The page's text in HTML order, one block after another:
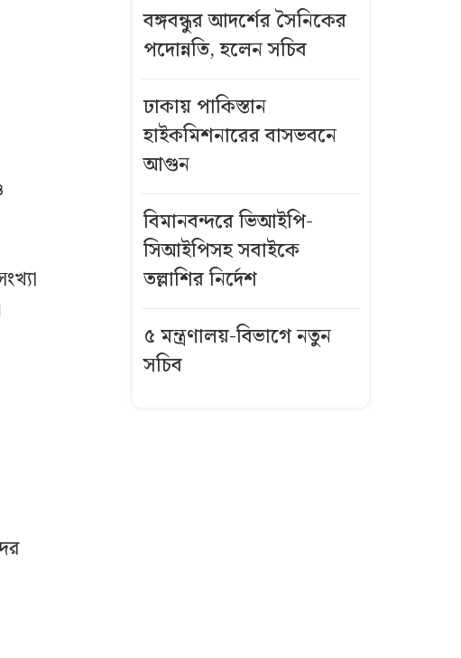
বগুড়ায়
সাতসকালে
বাসচাপায় ৬
দিনমজুর নিহত
স্বর্ণ খাতে আসছে
হুথিদের হামলায়
ইয়েমেনে ৩০
সেনা নিহত
সব হাসপাতাল-
ক্লিনিকে প্রাথমিক
বঙ্গবন্ধুর আদর্শের সৈনিকের
পদোন্নতি, হলেন সচিব
ঢাকায় পাকিস্তান
হাইকমিশনারের বাসভবনে
আগুন
বিমানবন্দরে ভিআইপি-
সিআইপিসহ সবাইকে
তল্লাশির নির্দেশ
৫ মন্ত্রণালয়-বিভাগে নতুন
সচিব